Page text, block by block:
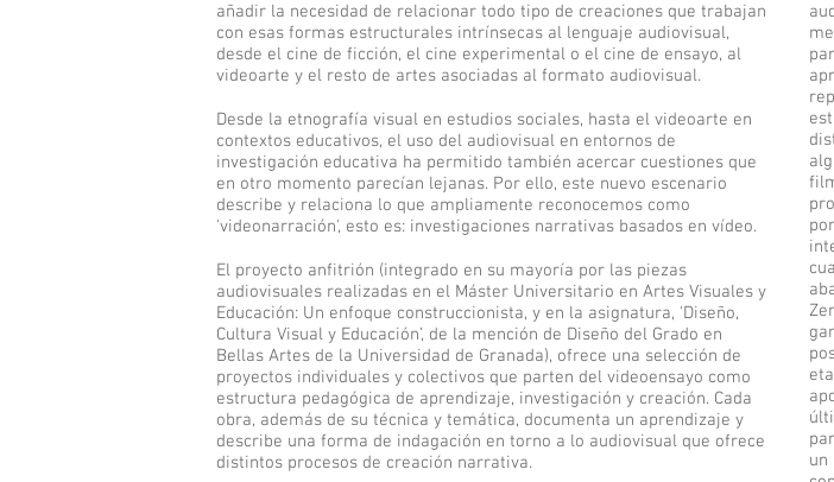
añadir la necesidad de relacionar todo tipo de creaciones que trabajan
con esas formas estructurales intrínsecas al lenguaje audiovisual,
desde el cine de ficción, el cine experimental o el cine de ensayo, al
videoarte y el resto de artes asociadas al formato audiovisual.
Desde la etnografía visual en estudios sociales, hasta el videoarte en
contextos educativos, el uso del audiovisual en entornos de
investigación educativa ha permitido también acercar cuestiones que
en otro momento parecían lejanas. Por ello, este nuevo escenario
describe y relaciona lo que ampliamente reconocemos como
'videonarración', esto es: investigaciones narrativas basados en vídeo.
El proyecto anfitrión (integrado en su mayoría por las piezas
audiovisuales realizadas en el Máster Universitario en Artes Visuales y
Educación: Un enfoque construccionista, y en la asignatura, 'Diseño,
Cultura Visual y Educación’, de la mención de Diseño del Grado en
Bellas Artes de la Universidad de Granada), ofrece una selección de
proyectos individuales y colectivos que parten del videoensayo como
estructura pedagógica de aprendizaje, investigación y creación. Cada
obra, además de su técnica y temática, documenta un aprendizaje y
describe una forma de indagación en torno a lo audiovisual que ofrece
distintos procesos de creación narrativa.
un